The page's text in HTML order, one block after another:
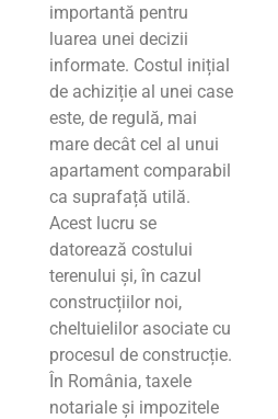
importantă pentru
luarea unei decizii
informate. Costul inițial
de achiziție al unei case
este, de regulă, mai
mare decât cel al unui
apartament comparabil
ca suprafață utilă.
Acest lucru se
datorează costului
terenului și, în cazul
construcțiilor noi,
cheltuielilor asociate cu
procesul de construcție.
În România, taxele
notariale și impozitele